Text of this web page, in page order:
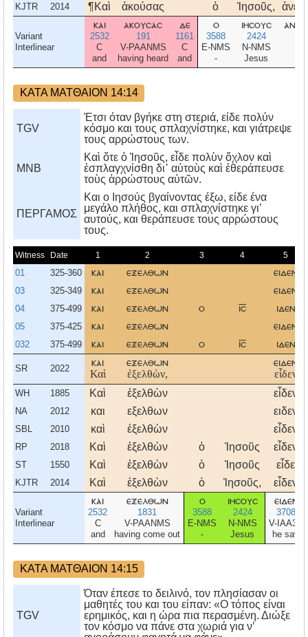
KJTR 2014 ¶Καὶ ἀκούσας ὁ Ἰησοῦς,
Variant
Interlinear
και
2532
C
and
ακουσασ
191
V-PAANMS
having heard
δε
1161
C
and
ο
3588
E-NMS
-
ιησουσ
2424
N-NMS
Jesus
ΚΑΤΑ ΜΑΤΘΑΙΟΝ 14:14
TGV
Έτσι όταν βγήκε στη στεριά, είδε πολύν
κόσμο και τους σπλαχνίστηκε, και γιάτρεψε
τους αρρώστους των.
MNB
Καὶ ὅτε ὁ Ἰησοῦς, εἶδε πολὺν ὄχλον καὶ
ἐσπλαγχνίσθη δι᾿ αὐτοὺς καὶ ἐθεράπευσε
τοὺς ἀρρώστους αὐτῶν.
ΠΕΡΓΑΜΟΣ
Kαι ο Iησούς βγαίνοντας έξω, είδε ένα
μεγάλο πλήθος, και σπλαχνίστηκε γι’
αυτούς, και θεράπευσε τους αρρώστους
τους.
Witness Date 1 2 3 4 5
01 325-360 και εξελθων ειδεν
03 325-349 και εξελθων ειδεν
04 375-499 και εξελθων ο ισ ιδεν
05 375-425 και εξελθων ειδεν
032 375-499 και εξελθων ο ισ ιδεν
SR 2022
και
Καὶ
εξελθων
ἐξελθὼν,
ειδεν
εἶδεν
WH 1885 Καὶ ἐξελθὼν εἶδεν
NA 2012 και εξελθων ειδεν
SBL 2010 καὶ ἐξελθὼν εἶδεν
RP 2018 Καὶ ἐξελθὼν ὁ Ἰησοῦς εἶδεν
ST 1550 Καὶ ἐξελθὼν ὁ Ἰησοῦς εἶδε
KJTR 2014 Καὶ ἐξελθὼν ὁ Ἰησοῦς, εἶδεν
Variant
Interlinear
και
2532
C
and
εξελθων
1831
V-PAANMS
having come out
ο
3588
E-NMS
-
ιησουσ
2424
N-NMS
Jesus
ειδεν
3708
V-IAA3S
he saw
ΚΑΤΑ ΜΑΤΘΑΙΟΝ 14:15
TGV
Όταν έπεσε το δειλινό, τον πλησίασαν οι
μαθητές του και του είπαν: «Ο τόπος είναι
ερημικός, και η ώρα πια περασμένη. Διώξε
τον κόσμο να πάνε στα χωριά για ν’